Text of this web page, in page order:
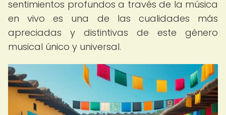
sentimientos profundos a través de la música
en vivo es una de las cualidades más
apreciadas y distintivas de este género
musical único y universal.